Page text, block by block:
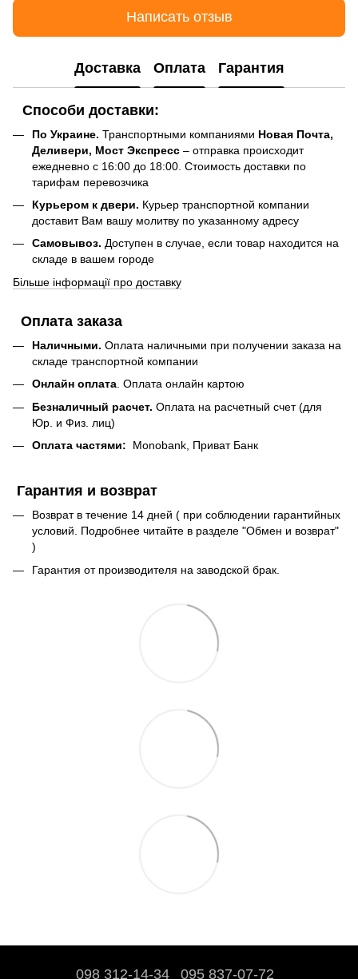
Написать отзыв
Доставка Оплата Гарантия
Способи доставки:
По Украине. Транспортными компаниями Новая Почта,
Деливери, Мост Экспресс – отправка происходит
ежедневно с 16:00 до 18:00. Стоимость доставки по
тарифам перевозчика
Курьером к двери. Курьер транспортной компании
доставит Вам вашу молитву по указанному адресу
Самовывоз. Доступен в случае, если товар находится на
складе в вашем городе
Більше інформації про доставку
Оплата заказа
Наличными. Оплата наличными при получении заказа на
складе транспортной компании
Онлайн оплата . Оплата онлайн картою
Безналичный расчет. Оплата на расчетный счет (для
Юр. и Физ. лиц)
Оплата частями: Monobank, Приват Банк
Гарантия и возврат
Возврат в течение 14 дней ( при соблюдении гарантийных
условий. Подробнее читайте в разделе "Обмен и возврат"
)
Гарантия от производителя на заводской брак.
098 312-14-34 095 837-07-72